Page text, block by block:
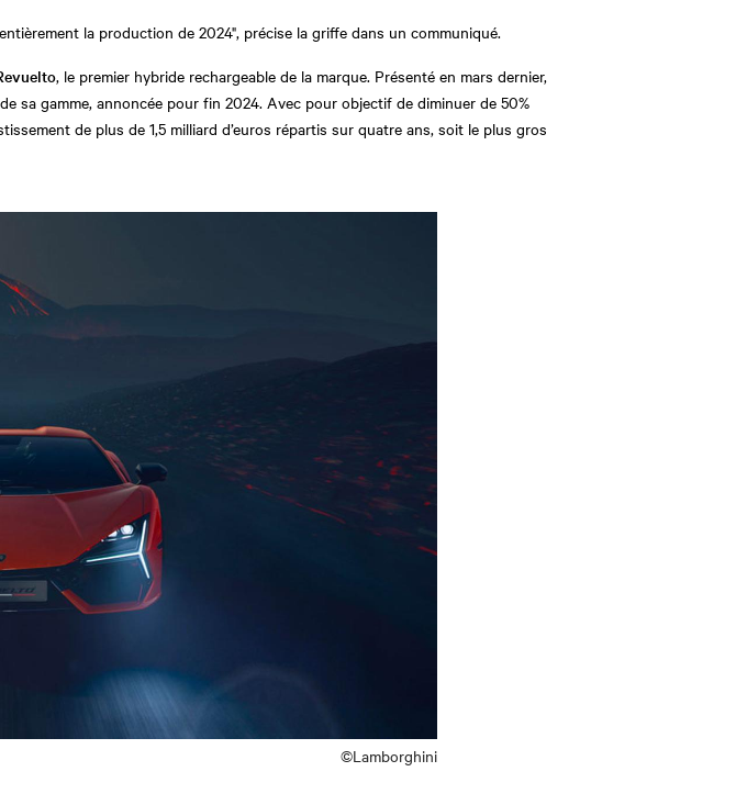
la production de 2024", précise la griffe dans un communiqué.
, le premier hybride rechargeable de la marque. Présenté en mars dernier,
sa gamme, annoncée pour fin 2024. Avec pour objectif de diminuer de 50%
de plus de 1,5 milliard d’euros répartis sur quatre ans, soit le plus gros
©Lamborghini